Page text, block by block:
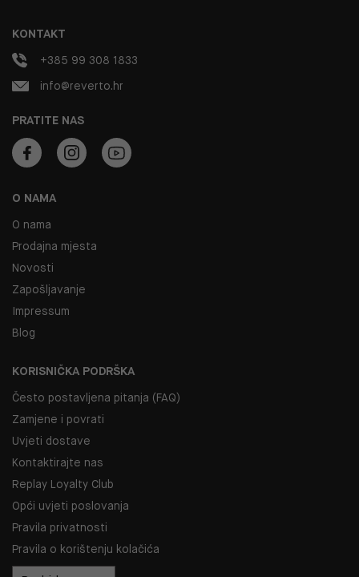
O NAMA
O nama
Prodajna mjesta
Novosti
Zapošljavanje
Impressum
Blog
KORISNIČKA PODRŠKA
Često postavljena pitanja (FAQ)
Zamjene i povrati
Uvjeti dostave
Kontaktirajte nas
Replay Loyalty Club
Opći uvjeti poslovanja
Pravila privatnosti
Pravila o korištenju kolačića
PRATITE NAS
KONTAKT
+385 99 308 1833
info@reverto.hr